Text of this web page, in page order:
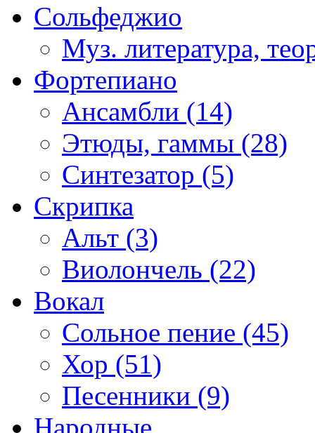
Сольфеджио
Муз. литература,
Фортепиано
Ансамбли (14)
Этюды, гаммы (28)
Синтезатор (5)
Скрипка
Альт (3)
Виолончель (22)
Вокал
Сольное пение (45)
Хор (51)
Песенники (9)
Народные